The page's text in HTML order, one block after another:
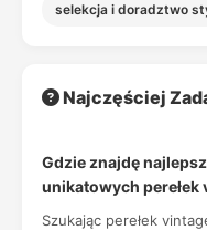
selekcja i doradztwo
Najczęściej
Gdzie znajdę
unikatowych perełek
Szukając perełek